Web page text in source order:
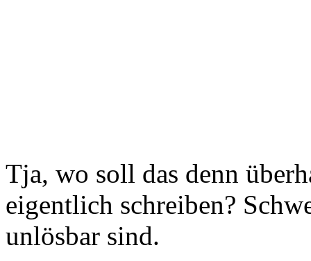
Tja, wo soll das denn
eigentlich schreiben?
unlösbar sind.